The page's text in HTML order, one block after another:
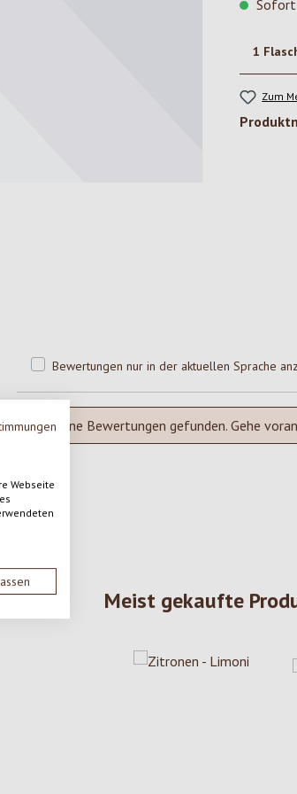
Webseite
Sofort
Zum
Bewertungen nur in der aktuellen Sprache
Keine Bewertungen gefunden. Gehe
Meist gekaufte